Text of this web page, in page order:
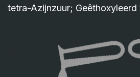
tetra-Azijnzuur; Geêthoxyleerd